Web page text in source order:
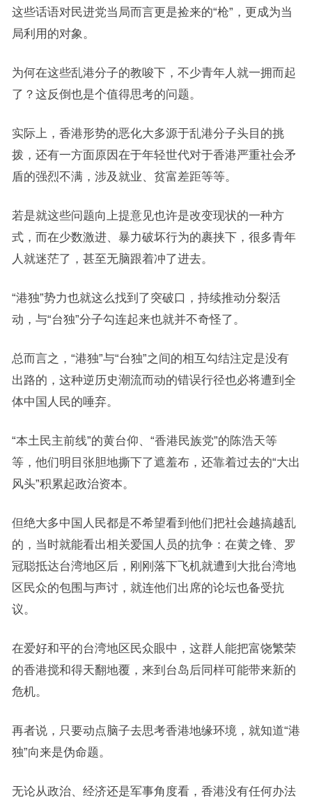
这些话语对民进党当局而言更是捡来的“枪”，更成为当
局利用的对象。
为何在这些乱港分子的教唆下，不少青年人就一拥而起
了？这反倒也是个值得思考的问题。
实际上，香港形势的恶化大多源于乱港分子头目的挑
拨，还有一方面原因在于年轻世代对于香港严重社会矛
盾的强烈不满，涉及就业、贫富差距等等。
若是就这些问题向上提意见也许是改变现状的一种方
式，而在少数激进、暴力破坏行为的裹挟下，很多青年
人就迷茫了，甚至无脑跟着冲了进去。
“港独”势力也就这么找到了突破口，持续推动分裂活
动，与“台独”分子勾连起来也就并不奇怪了。
总而言之，“港独”与“台独”之间的相互勾结注定是没有
出路的，这种逆历史潮流而动的错误行径也必将遭到全
体中国人民的唾弃。
“本土民主前线”的黄台仰、“香港民族党”的陈浩天等
等，他们明目张胆地撕下了遮羞布，还靠着过去的“大出
风头”积累起政治资本。
但绝大多中国人民都是不希望看到他们把社会越搞越乱
的，当时就能看出相关爱国人员的抗争：在黄之锋、罗
冠聪抵达台湾地区后，刚刚落下飞机就遭到大批台湾地
区民众的包围与声讨，就连他们出席的论坛也备受抗
议。
在爱好和平的台湾地区民众眼中，这群人能把富饶繁荣
的香港搅和得天翻地覆，来到台岛后同样可能带来新的
危机。
再者说，只要动点脑子去思考香港地缘环境，就知道“港
独”向来是伪命题。
无论从政治、经济还是军事角度看，香港没有任何办法